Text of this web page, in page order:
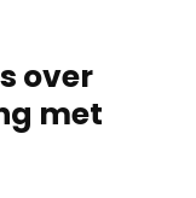
over
met